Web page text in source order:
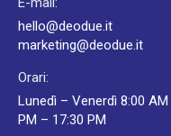
hello@deodue.it
marketing@deodue.it
Orari:
Lunedì – Venerdì 8:00
PM – 17:30 PM